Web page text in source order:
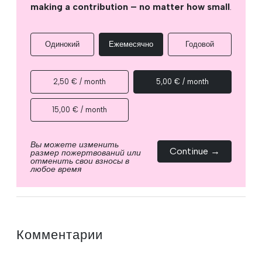
making a contribution – no matter how small.
Одинокий Ежемесячно Годовой
2,50 € / month 5,00 € / month
15,00 € / month
Вы можете изменить
размер пожертвований или
отменить свои взносы в
любое время
Continue →
Комментарии